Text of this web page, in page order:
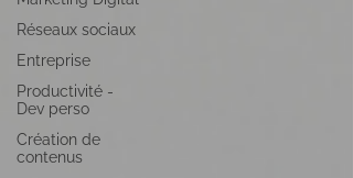
Réseaux sociaux
Entreprise
Productivité -
Dev perso
Création de
contenus